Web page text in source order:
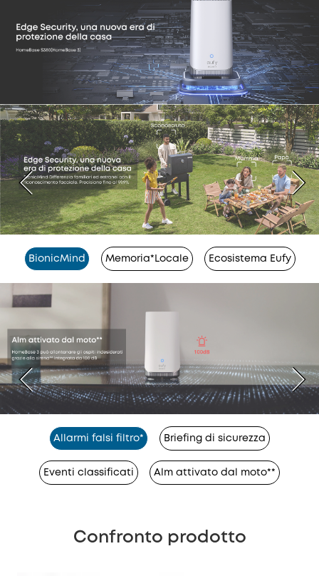
BionicMind Memoria*Locale Ecosistema Eufy
Allarmi falsi filtro* Briefing di sicurezza
Eventi classificati Alm attivato dal moto**
Confronto prodotto